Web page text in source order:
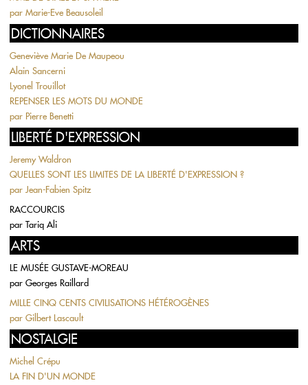
par Marie-Eve Beausoleil
DICTIONNAIRES
Geneviève Marie De Maupeou
Alain Sancerni
Lyonel Trouillot
REPENSER LES MOTS DU MONDE
par Pierre Benetti
LIBERTÉ D'EXPRESSION
Jeremy Waldron
QUELLES SONT LES LIMITES DE LA LIBERTÉ D'EXPRESSION ?
par Jean-Fabien Spitz
RACCOURCIS
par Tariq Ali
ARTS
LE MUSÉE GUSTAVE-MOREAU
par Georges Raillard
MILLE CINQ CENTS CIVILISATIONS HÉTÉROGÈNES
par Gilbert Lascault
NOSTALGIE
Michel Crépu
LA FIN D'UN MONDE